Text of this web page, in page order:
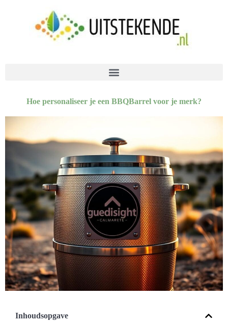
Hoe personaliseer je een BBQBarrel voor je merk?
Inhoudsopgave